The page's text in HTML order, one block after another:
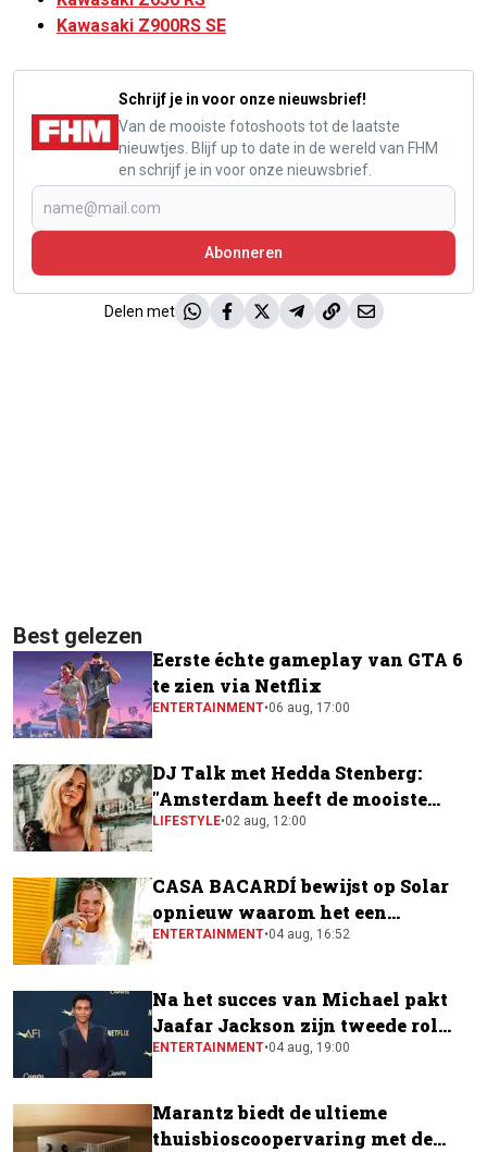
Kawasaki Z900RS SE
Schrijf je in voor onze nieuwsbrief!
Van de mooiste fotoshoots tot de laatste
nieuwtjes. Blijf up to date in de wereld van FHM
en schrijf je in voor onze nieuwsbrief.
Abonneren
Delen met
Best gelezen
Eerste échte gameplay van GTA 6
te zien via Netflix
ENTERTAINMENT•06 aug, 17:00
DJ Talk met Hedda Stenberg:
"Amsterdam heeft de mooiste
festivalscene van Europa"
LIFESTYLE•02 aug, 12:00
CASA BACARDÍ bewijst op Solar
opnieuw waarom het een
festivalfavoriet is
ENTERTAINMENT•04 aug, 16:52
Na het succes van Michael pakt
Jaafar Jackson zijn tweede rol
naast Will Smith
ENTERTAINMENT•04 aug, 19:00
Marantz biedt de ultieme
thuisbioscoopervaring met de